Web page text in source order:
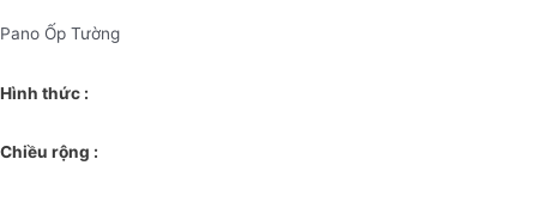
Pano Ốp Tường
Hình thức :
Chiều rộng :